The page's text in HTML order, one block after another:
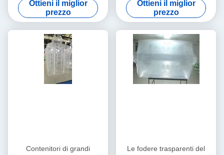
inserita, forma adatta della
forma
Ottieni il miglior
prezzo
la grande borsa/Fibc/borsa
alla rinfusa
Ottieni il miglior
prezzo
Contenitori di grandi
Le fodere trasparenti del